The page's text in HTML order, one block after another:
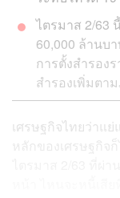
ไตรมาส 2/63
60,000 ล้านบ
การตั้งสำรอง
สำรองเพิ่มตา
เศรษฐกิจไทยว่าแ
หลักของเศรษฐกิจ